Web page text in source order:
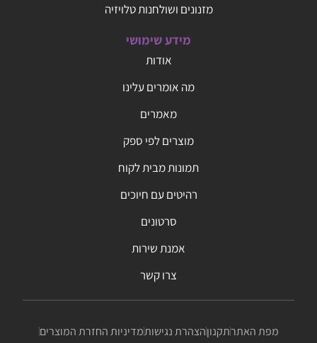
מזנונים ושולחנות טלויזיה
מידע שימושי
אודות
מה אומרים עלינו
מאמרים
מוצרים לפי ספק
תמונות מבית לקוח
רהיטים עם חיוכים
סרטונים
אמנת שירות
צרו קשר
מפת האתרתקנוןהצהרת נגישותמדיניות החזרת המוצרים